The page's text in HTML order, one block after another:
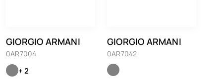
GIORGIO ARMANI
0AR7004
+ 2
GIORGIO ARMANI
0AR7042